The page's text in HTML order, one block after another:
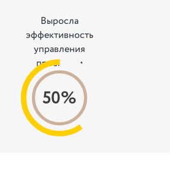
Выросла
эффективность
управления
проектами
50%